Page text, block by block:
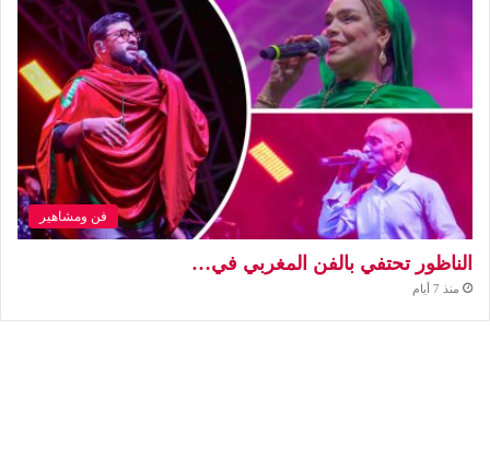
فن ومشاهير
الناظور تحتفي بالفن المغربي في…
منذ 7 أيام